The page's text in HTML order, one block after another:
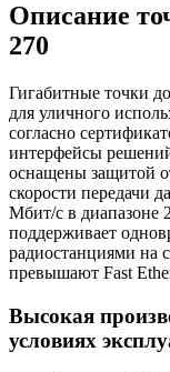
Описание
270
Гигабитные точки
для уличного
согласно
интерфейсы
оснащены защитой
скорости передачи
Мбит/с в диапазоне
поддерживает
радиостанциями на
превышают Fast
Высокая
условиях